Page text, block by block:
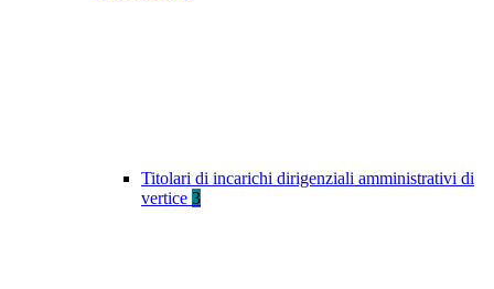
Titolari di incarichi dirigenziali amministrativi di
vertice 3